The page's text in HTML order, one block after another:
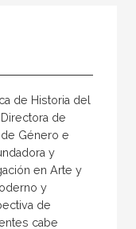
de Historia del
de
Género e
y
en Arte y
y
de
cabe